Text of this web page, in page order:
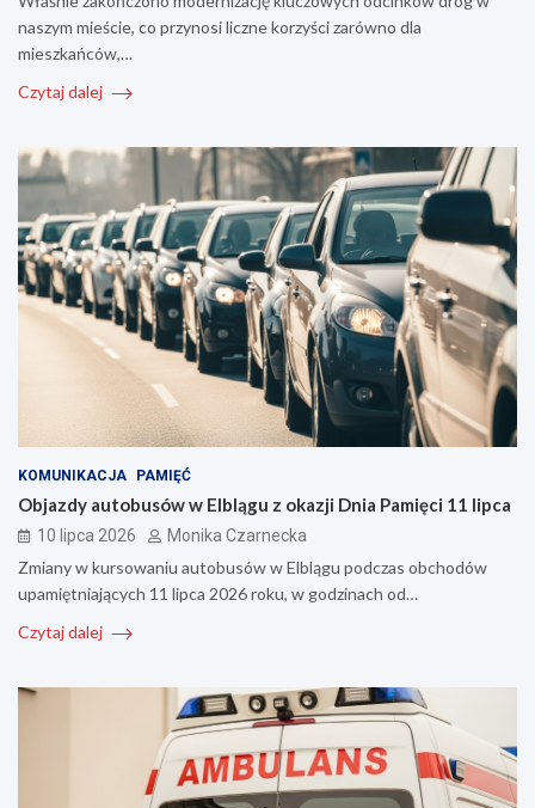
naszym mieście, co przynosi liczne korzyści zarówno dla
mieszkańców,…
Czytaj dalej
KOMUNIKACJA PAMIĘĆ
Objazdy autobusów w Elblągu z okazji Dnia Pamięci 11 lipca
10 lipca 2026 Monika Czarnecka
Zmiany w kursowaniu autobusów w Elblągu podczas obchodów
upamiętniających 11 lipca 2026 roku, w godzinach od…
Czytaj dalej